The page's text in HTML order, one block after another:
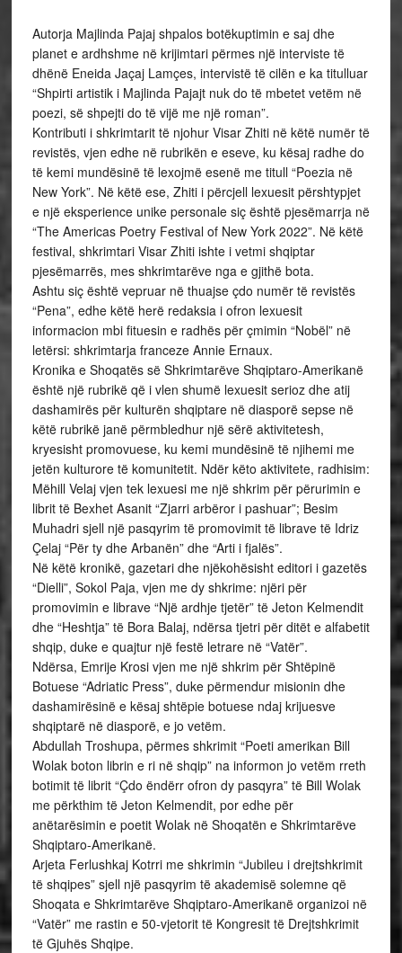
Autorja Majlinda Pajaj shpalos botëkuptimin e saj dhe
planet e ardhshme në krijimtari përmes një interviste të
dhënë Eneida Jaçaj Lamçes, intervistë të cilën e ka titulluar
“Shpirti artistik i Majlinda Pajajt nuk do të mbetet vetëm në
poezi, së shpejti do të vijë me një roman”.
Kontributi i shkrimtarit të njohur Visar Zhiti në këtë numër të
revistës, vjen edhe në rubrikën e eseve, ku kësaj radhe do
të kemi mundësinë të lexojmë esenë me titull “Poezia në
New York”. Në këtë ese, Zhiti i përcjell lexuesit përshtypjet
e një eksperience unike personale siç është pjesëmarrja në
“The Americas Poetry Festival of New York 2022”. Në këtë
festival, shkrimtari Visar Zhiti ishte i vetmi shqiptar
pjesëmarrës, mes shkrimtarëve nga e gjithë bota.
Ashtu siç është vepruar në thuajse çdo numër të revistës
“Pena”, edhe këtë herë redaksia i ofron lexuesit
informacion mbi fituesin e radhës për çmimin “Nobël” në
letërsi: shkrimtarja franceze Annie Ernaux.
Kronika e Shoqatës së Shkrimtarëve Shqiptaro-Amerikanë
është një rubrikë që i vlen shumë lexuesit serioz dhe atij
dashamirës për kulturën shqiptare në diasporë sepse në
këtë rubrikë janë përmbledhur një sërë aktivitetesh,
kryesisht promovuese, ku kemi mundësinë të njihemi me
jetën kulturore të komunitetit. Ndër këto aktivitete, radhisim:
Mëhill Velaj vjen tek lexuesi me një shkrim për përurimin e
librit të Bexhet Asanit “Zjarri arbëror i pashuar”; Besim
Muhadri sjell një pasqyrim të promovimit të librave të Idriz
Çelaj “Për ty dhe Arbanën” dhe “Arti i fjalës”.
Në këtë kronikë, gazetari dhe njëkohësisht editori i gazetës
“Dielli”, Sokol Paja, vjen me dy shkrime: njëri për
promovimin e librave “Një ardhje tjetër” të Jeton Kelmendit
dhe “Heshtja” të Bora Balaj, ndërsa tjetri për ditët e alfabetit
shqip, duke e quajtur një festë letrare në “Vatër”.
Ndërsa, Emrije Krosi vjen me një shkrim për Shtëpinë
Botuese “Adriatic Press”, duke përmendur misionin dhe
dashamirësinë e kësaj shtëpie botuese ndaj krijuesve
shqiptarë në diasporë, e jo vetëm.
Abdullah Troshupa, përmes shkrimit “Poeti amerikan Bill
Wolak boton librin e ri në shqip” na informon jo vetëm rreth
botimit të librit “Çdo ëndërr ofron dy pasqyra” të Bill Wolak
me përkthim të Jeton Kelmendit, por edhe për
anëtarësimin e poetit Wolak në Shoqatën e Shkrimtarëve
Shqiptaro-Amerikanë.
Arjeta Ferlushkaj Kotrri me shkrimin “Jubileu i drejtshkrimit
të shqipes” sjell një pasqyrim të akademisë solemne që
Shoqata e Shkrimtarëve Shqiptaro-Amerikanë organizoi në
“Vatër” me rastin e 50-vjetorit të Kongresit të Drejtshkrimit
të Gjuhës Shqipe.